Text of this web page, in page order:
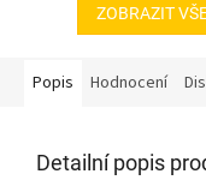
ZOBRAZIT
Popis Hodnocení
Detailní popis